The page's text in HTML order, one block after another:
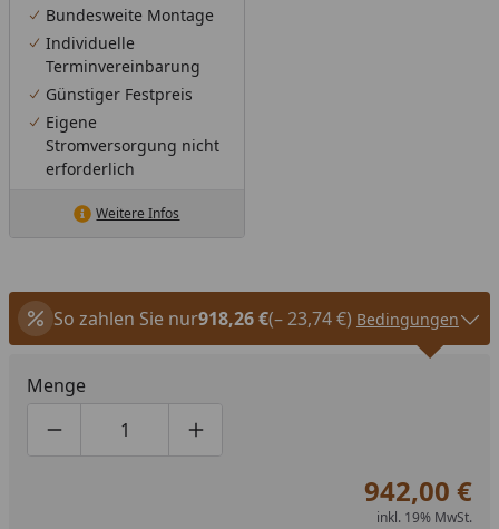
Bundesweite Montage
Individuelle
Terminvereinbarung
Günstiger Festpreis
Eigene
Stromversorgung nicht
erforderlich
Weitere Infos
So zahlen Sie nur918,26 €(– 23,74 €) Bedingungen
Menge
Produktmenge um eins verringern
Produktmenge manuell eingeben
Produktmenge um eins erhöhen
942,00 €
inkl. 19% MwSt.